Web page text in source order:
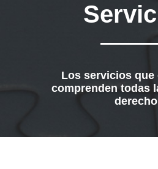
Los servicios que
comprenden todas